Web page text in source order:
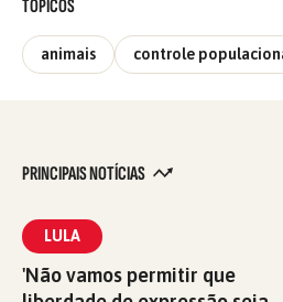
TÓPICOS
animais controle
PRINCIPAIS NOTÍCIAS
LULA
'Não vamos permitir que